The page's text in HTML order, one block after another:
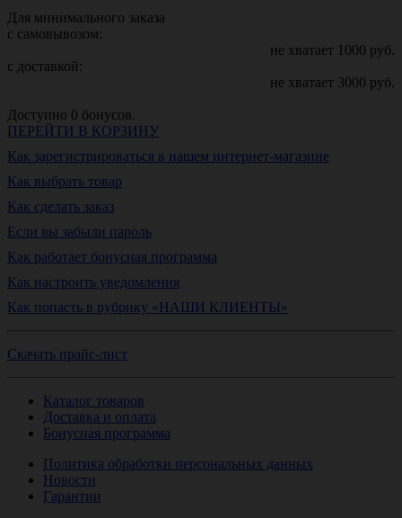
Для минимального заказа
с самовывозом:
не хватает 1000 руб.
с доставкой:
не хватает 3000 руб.
Доступно 0 бонусов.
ПЕРЕЙТИ В КОРЗИНУ
Как зарегистрироваться в нашем интернет-магазине
Как выбрать товар
Как сделать заказ
Если вы забыли пароль
Как работает бонусная программа
Как настроить уведомления
Как попасть в рубрику «НАШИ КЛИЕНТЫ»
Скачать прайс-лист
Каталог товаров
Доставка и оплата
Бонусная программа
Политика обработки персональных данных
Новости
Гарантии